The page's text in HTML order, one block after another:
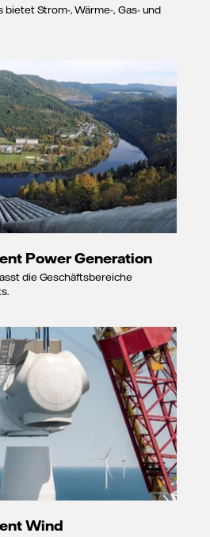
Strom-, Wärme-, Gas- und
Power Generation
die Geschäftsbereiche
Wind